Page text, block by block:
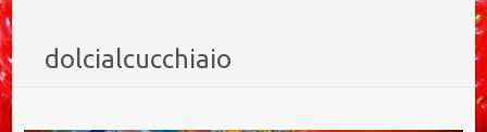
dolcialcucchiaio